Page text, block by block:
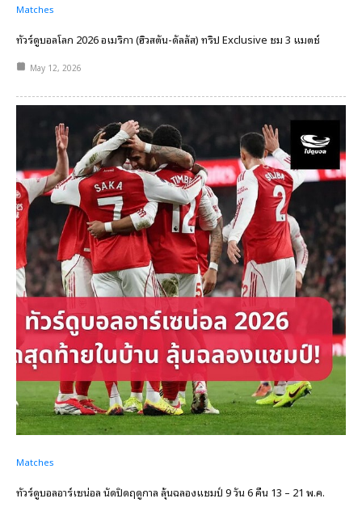
Matches
ทัวร์ดูบอลโลก 2026 อเมริกา (ฮิวสตัน-ดัลลัส) ทริป Exclusive ชม 3 แมตช์
May 12, 2026
Matches
ทัวร์ดูบอลอาร์เซน่อล นัดปิดฤดูกาล ลุ้นฉลองแชมป์ 9 วัน 6 คืน 13 – 21 พ.ค.